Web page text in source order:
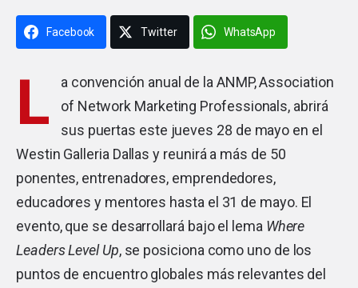
Facebook Twitter WhatsApp
L
a convención anual de la ANMP, Association
of Network Marketing Professionals, abrirá
sus puertas este jueves 28 de mayo en el
Westin Galleria Dallas y reunirá a más de 50
ponentes, entrenadores, emprendedores,
educadores y mentores hasta el 31 de mayo. El
evento, que se desarrollará bajo el lema Where
Leaders Level Up, se posiciona como uno de los
puntos de encuentro globales más relevantes del